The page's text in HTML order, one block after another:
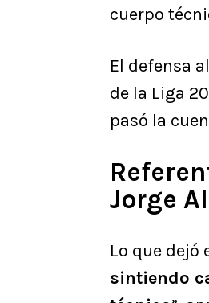
cuerpo
El defensa
de la Liga
pasó la
Jorge
Lo que dejó
sintiendo